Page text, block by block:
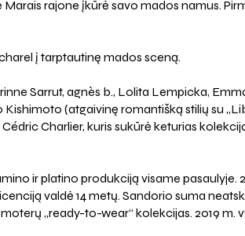
rajone įkūrė savo mados namus.
į tarptautinę mados sceną.
Sarrut, agnès b., Lolita Lempicka,
(atgaivinę romantišką stilių su
Charlier, kuris sukūrė keturias
ir platino produkciją visame pasaulyje.
valdė 14 metų. Sandorio suma
„ready-to-wear“ kolekcijas. 2019 m.